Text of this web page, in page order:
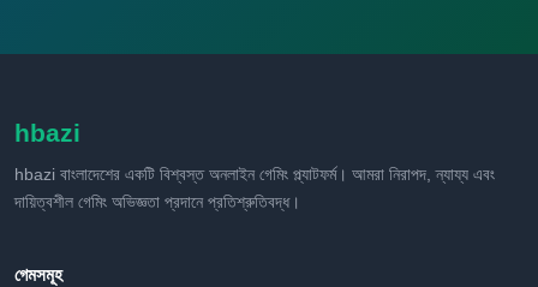
hbazi
hbazi বাংলাদেশের একটি বিশ্বস্ত অনলাইন গেমিং প্ল্যাটফর্ম। আমরা নিরাপদ, ন্যায্য এবং
দায়িত্বশীল গেমিং অভিজ্ঞতা প্রদানে প্রতিশ্রুতিবদ্ধ।
গেমসমূহ